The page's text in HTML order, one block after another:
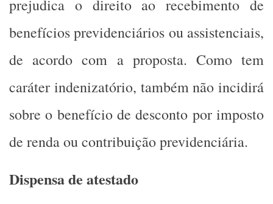
prejudica o direito ao recebimento de
benefícios previdenciários ou assistenciais,
de acordo com a proposta. Como tem
caráter indenizatório, também não incidirá
sobre o benefício de desconto por imposto
de renda ou contribuição previdenciária.
Dispensa de atestado